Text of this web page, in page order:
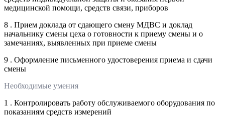
медицинской помощи, средств связи, приборов
8 . Прием доклада от сдающего смену МДВС и доклад
начальнику смены цеха о готовности к приему смены и о
замечаниях, выявленных при приеме смены
9 . Оформление письменного удостоверения приема и сдачи
смены
Необходимые умения
1 . Контролировать работу обслуживаемого оборудования по
показаниям средств измерений